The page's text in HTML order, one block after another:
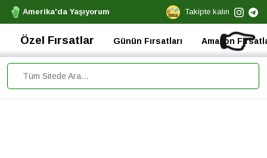
Amerika'da Yaşıyorum Takipte kalın
👉
Özel Fırsatlar Günün Fırsatları Amazon